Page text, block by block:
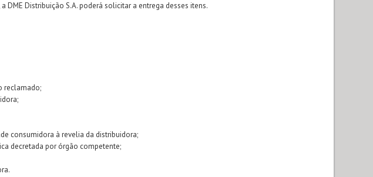
Distribuição S.A. poderá solicitar a entrega desses itens.
reclamado;
consumidora à revelia da distribuidora;
decretada por órgão competente;